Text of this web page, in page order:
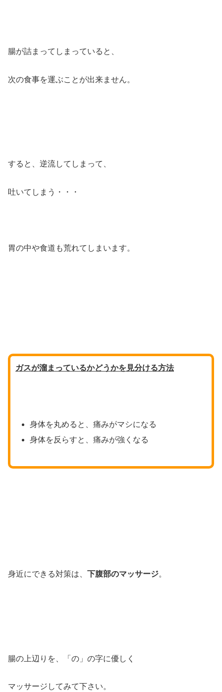
腸が詰まってしまっていると、
次の食事を運ぶことが出来ません。
すると、逆流してしまって、
吐いてしまう・・・
胃の中や食道も荒れてしまいます。
ガスが溜まっているかどうかを見分ける方法
身体を丸めると、痛みがマシになる
身体を反らすと、痛みが強くなる
身近にできる対策は、 下腹部のマッサージ。
腸の上辺りを、「の」の字に優しく
マッサージしてみて下さい。